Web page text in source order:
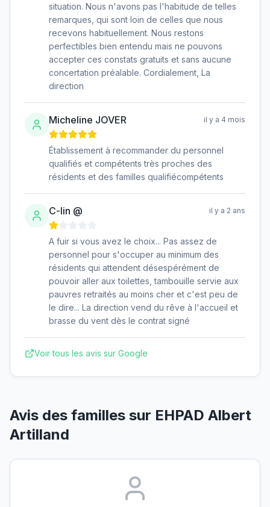
situation. Nous n'avons pas l'habitude de telles
remarques, qui sont loin de celles que nous
recevons habituellement. Nous restons
perfectibles bien entendu mais ne pouvons
accepter ces constats gratuits et sans aucune
concertation préalable. Cordialement, La
direction
Micheline JOVER il y a 4 mois
Établissement à recommander du personnel
qualifiés et compétents très proches des
résidents et des familles qualifiécompétents
C-lin @ il y a 2 ans
A fuir si vous avez le choix... Pas assez de
personnel pour s'occuper au minimum des
résidents qui attendent désespérément de
pouvoir aller aux toilettes, tambouille servie aux
pauvres retraités au moins cher et c'est peu de
le dire... La direction vend du rêve à l'accueil et
brasse du vent dès le contrat signé
Voir tous les avis sur Google
Avis des familles sur EHPAD Albert
Artilland